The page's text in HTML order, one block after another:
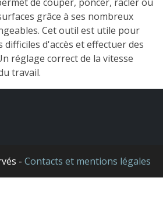
grâce à ses nombreux
Cet outil est utile pour
d'accès et effectuer des
réglage correct de la vitesse
travail.
- Contacts et mentions légales